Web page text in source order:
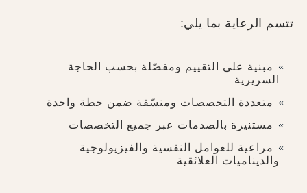
تتسم الرعاية بما يلي:
مبنية على التقييم ومفصّلة بحسب الحاجة
السريرية
متعددة التخصصات ومنسّقة ضمن خطة واحدة
مستنيرة بالصدمات عبر جميع التخصصات
مراعية للعوامل النفسية والفيزيولوجية
والديناميات العلائقية